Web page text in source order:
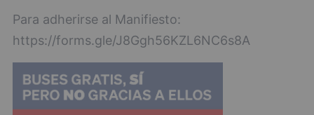
Para adherirse al Manifiesto:
https://forms.gle/J8Ggh56KZL6NC6s8A